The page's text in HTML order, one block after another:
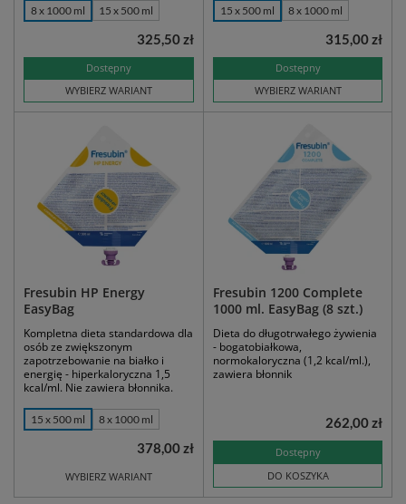
8 x 1000 ml 15 x 500 ml
Dostępny
WYBIERZ WARIANT
325,50 zł
15 x 500 ml 8 x 1000 ml
Dostępny
WYBIERZ WARIANT
315,00 zł
Fresubin HP Energy
EasyBag
Kompletna dieta standardowa dla
osób ze zwiększonym
zapotrzebowanie na białko i
energię - hiperkaloryczna 1,5
kcal/ml. Nie zawiera błonnika.
15 x 500 ml 8 x 1000 ml
WYBIERZ WARIANT
378,00 zł
Fresubin 1200 Complete
1000 ml. EasyBag (8 szt.)
Dieta do długotrwałego żywienia
- bogatobiałkowa,
normokaloryczna (1,2 kcal/ml.),
zawiera błonnik
Dostępny
DO KOSZYKA
262,00 zł